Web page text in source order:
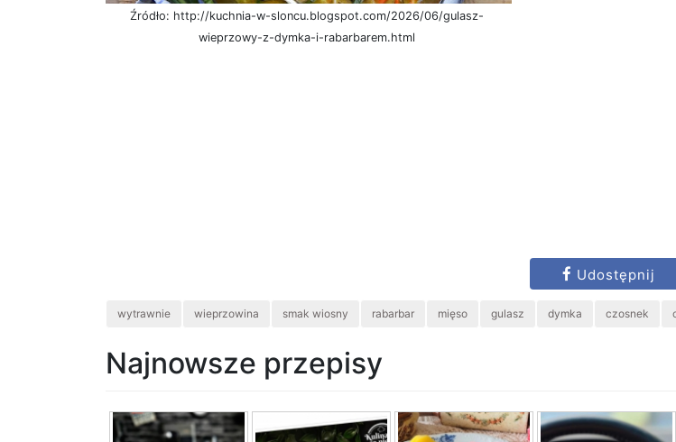
Źródło: http://kuchnia-w-sloncu.blogspot.com/2026/06/gulasz-
wieprzowy-z-dymka-i-rabarbarem.html
Udostępnij
wytrawnie wieprzowina smak wiosny rabarbar mięso gulasz dymka czosnek
Najnowsze przepisy